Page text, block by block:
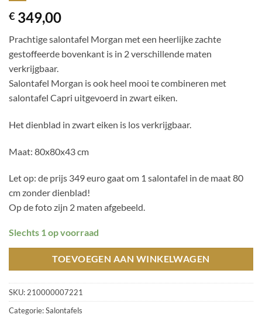
€ 349,00
Prachtige salontafel Morgan met een heerlijke zachte
gestoffeerde bovenkant is in 2 verschillende maten
verkrijgbaar.
Salontafel Morgan is ook heel mooi te combineren met
salontafel Capri uitgevoerd in zwart eiken.
Het dienblad in zwart eiken is los verkrijgbaar.
Maat: 80x80x43 cm
Let op: de prijs 349 euro gaat om 1 salontafel in de maat 80
cm zonder dienblad!
Op de foto zijn 2 maten afgebeeld.
Slechts 1 op voorraad
TOEVOEGEN AAN WINKELWAGEN
SKU: 210000007221
Categorie:Salontafels